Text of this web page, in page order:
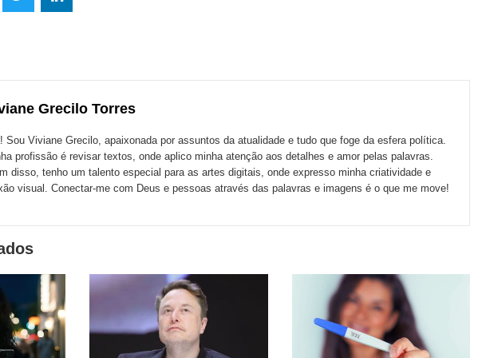
Grecilo Torres
Sou Viviane Grecilo, apaixonada por assuntos da atualidade e tudo que foge da esfera política.
profissão é revisar textos, onde aplico minha atenção aos detalhes e amor pelas palavras.
disso, tenho um talento especial para as artes digitais, onde expresso minha criatividade e
visual. Conectar-me com Deus e pessoas através das palavras e imagens é o que me move!